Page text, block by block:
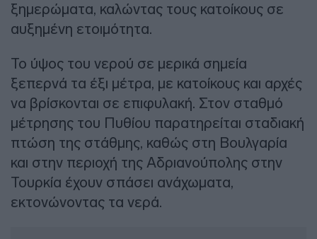
ξημερώματα, καλώντας τους κατοίκους σε
αυξημένη ετοιμότητα.
Το ύψος του νερού σε μερικά σημεία
ξεπερνά τα έξι μέτρα, με κατοίκους και αρχές
να βρίσκονται σε επιφυλακή. Στον σταθμό
μέτρησης του Πυθίου παρατηρείται σταδιακή
πτώση της στάθμης, καθώς στη Βουλγαρία
και στην περιοχή της Αδριανούπολης στην
Τουρκία έχουν σπάσει ανάχωματα,
εκτονώνοντας τα νερά.